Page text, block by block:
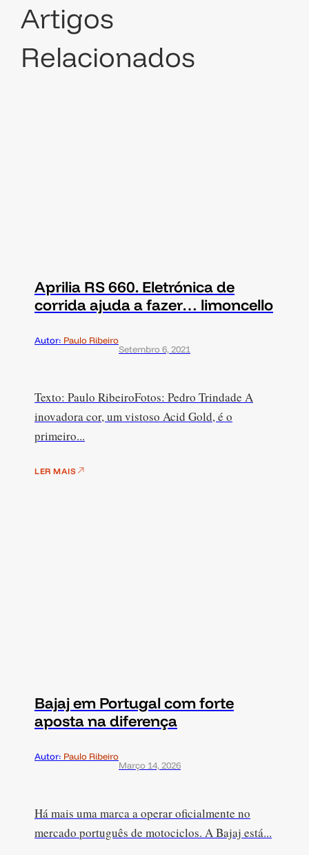
Artigos
Relacionados
Aprilia RS 660. Eletrónica de
corrida ajuda a fazer… limoncello
Autor: Paulo Ribeiro
Setembro 6, 2021
Texto: Paulo RibeiroFotos: Pedro Trindade A
inovadora cor, um vistoso Acid Gold, é o
primeiro...
LER MAIS
Bajaj em Portugal com forte
aposta na diferença
Autor: Paulo Ribeiro
Março 14, 2026
Há mais uma marca a operar oficialmente no
mercado português de motociclos. A Bajaj está...